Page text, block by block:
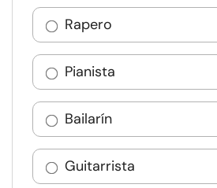
Rapero
Pianista
Bailarín
Guitarrista